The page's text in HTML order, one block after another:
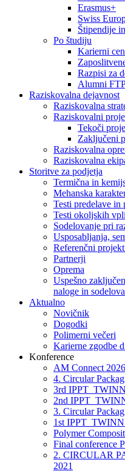
Erasmus+
Swiss
Štipendije
Po študiju
Karierni
Razpisi za
Alumni
Raziskovalna dejavnost
Raziskovalna
Raziskovalni
Tekoči
Zaključeni
Raziskovalna
Raziskovalna
Storitve za podjetja
Termična in
Mehanska
Testi predelave in
Testi okoljskih
Sodelovanje pri
Usposabljanja,
Referenčni
Partnerji
Oprema
Uspešno
naloge in
Aktualno
Novičnik
Dogodki
Polimerni večeri
Karierne zgodbe
Konference
AM Connect
4. Circular
3rd
2nd
3. Circular
1st IPPT_TWINN
Polymer
Final conference
2. CIRCULAR
2021